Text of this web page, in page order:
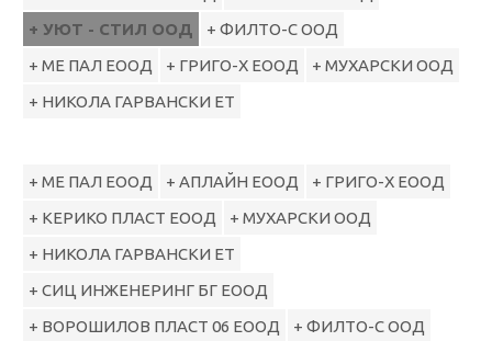
+ УЮТ - СТИЛ ООД
+ ФИЛТО-С ООД
+ МЕ ПАЛ ЕООД
+ ГРИГО-Х ЕООД
+ МУХАРСКИ ООД
+ НИКОЛА ГАРВАНСКИ ЕТ
+ МЕ ПАЛ ЕООД + АПЛАЙН ЕООД
+ ГРИГО-Х ЕООД
+ КЕРИКО ПЛАСТ ЕООД
+ МУХАРСКИ ООД
+ НИКОЛА ГАРВАНСКИ ЕТ
+ СИЦ ИНЖЕНЕРИНГ БГ ЕООД
+ ВОРОШИЛОВ ПЛАСТ 06 ЕООД
+ ФИЛТО-С ООД